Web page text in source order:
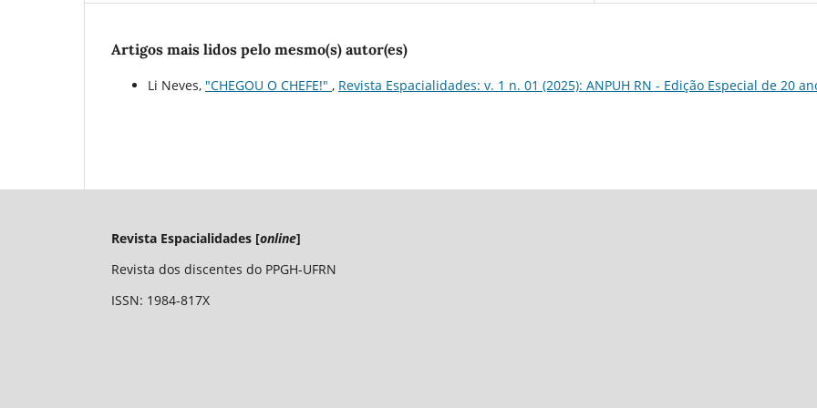
Artigos mais lidos pelo mesmo(s) autor(es)
Li Neves, "CHEGOU O CHEFE!" , Revista Espacialidades: v. 1 n. 01 (2025): ANPUH RN - Edição Especial de 20
Revista Espacialidades [online]
Revista dos discentes do PPGH-UFRN
ISSN: 1984-817X